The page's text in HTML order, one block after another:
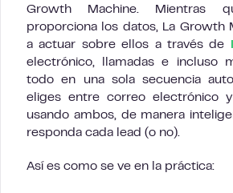
Growth Machine. Mientras
proporciona los datos, La Growth
a actuar sobre ellos a través de
electrónico, llamadas e incluso
todo en una sola secuencia
eliges entre correo electrónico
usando ambos, de manera
responda cada lead (o no).
Así es como se ve en la práctica: